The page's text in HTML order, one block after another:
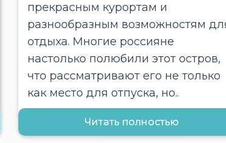
прекрасным курортам и
разнообразным возможностям
отдыха. Многие россияне
настолько полюбили этот остров,
что рассматривают его не только
как место для отпуска, но..
Читать полностью